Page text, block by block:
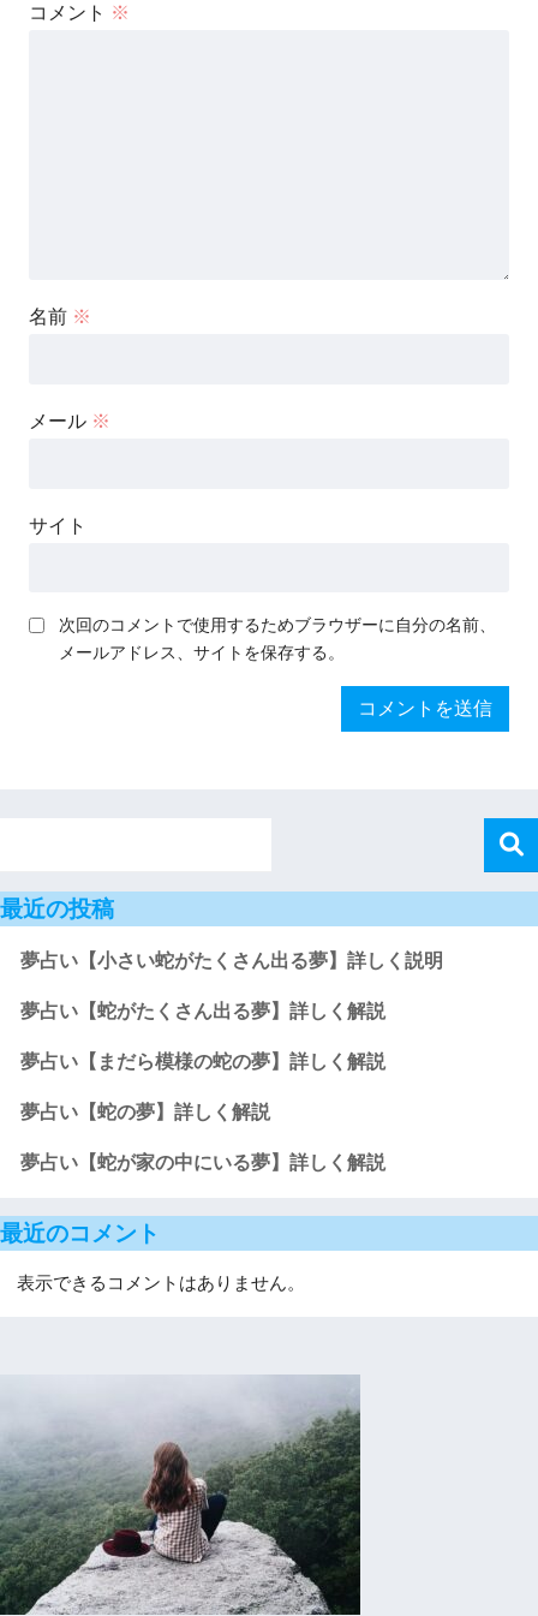
コメント ※
名前 ※
メール ※
サイト
次回のコメントで使用するためブラウザーに自分の名前、
メールアドレス、サイトを保存する。
最近の投稿
夢占い【小さい蛇がたくさん出る夢】詳しく説明
夢占い【蛇がたくさん出る夢】詳しく解説
夢占い【まだら模様の蛇の夢】詳しく解説
夢占い【蛇の夢】詳しく解説
夢占い【蛇が家の中にいる夢】詳しく解説
最近のコメント
表示できるコメントはありません。